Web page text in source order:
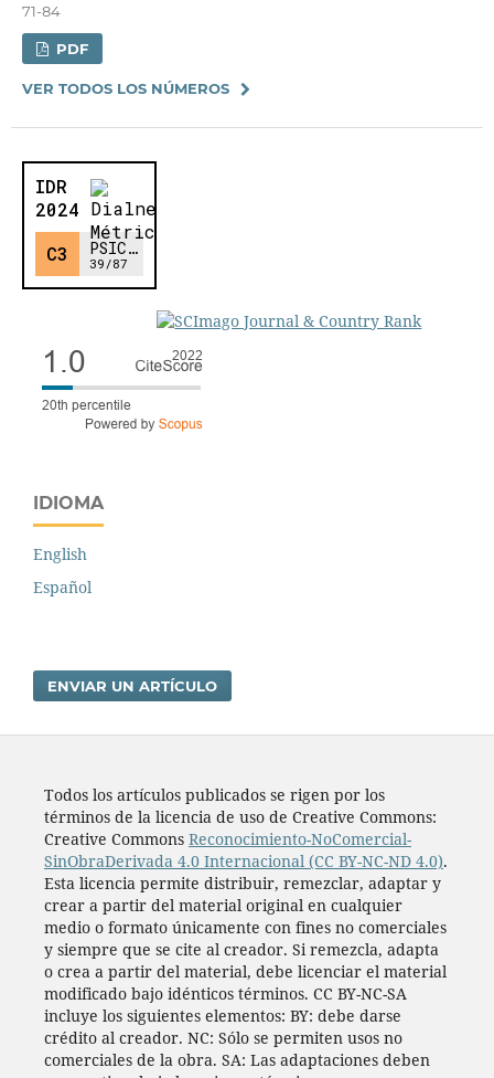
71-84
PDF
VER TODOS LOS NÚMEROS
IDIOMA
English
Español
ENVIAR UN ARTÍCULO
Todos los artí­culos publicados se rigen por los
términos de la licencia de uso de Creative Commons:
Creative Commons Reconocimiento-NoComercial-
SinObraDerivada 4.0 Internacional (CC BY-NC-ND 4.0).
Esta licencia permite distribuir, remezclar, adaptar y
crear a partir del material original en cualquier
medio o formato únicamente con fines no comerciales
y siempre que se cite al creador. Si remezcla, adapta
o crea a partir del material, debe licenciar el material
modificado bajo idénticos términos. CC BY-NC-SA
incluye los siguientes elementos: BY: debe darse
crédito al creador. NC: Sólo se permiten usos no
comerciales de la obra. SA: Las adaptaciones deben